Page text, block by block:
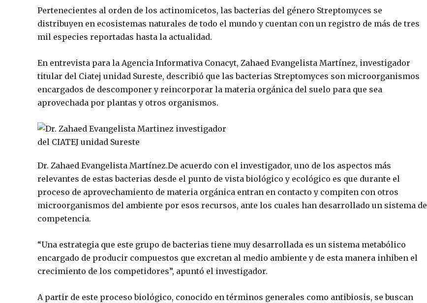
Pertenecientes al orden de los actinomicetos, las bacterias del género Streptomyces se
distribuyen en ecosistemas naturales de todo el mundo y cuentan con un registro de más de tres
mil especies reportadas hasta la actualidad.
En entrevista para la Agencia Informativa Conacyt, Zahaed Evangelista Martínez, investigador
titular del Ciatej unidad Sureste, describió que las bacterias Streptomyces son microorganismos
encargados de descomponer y reincorporar la materia orgánica del suelo para que sea
aprovechada por plantas y otros organismos.
Dr. Zahaed Evangelista Martínez.De acuerdo con el investigador, uno de los aspectos más
relevantes de estas bacterias desde el punto de vista biológico y ecológico es que durante el
proceso de aprovechamiento de materia orgánica entran en contacto y compiten con otros
microorganismos del ambiente por esos recursos, ante los cuales han desarrollado un sistema de
competencia.
“Una estrategia que este grupo de bacterias tiene muy desarrollada es un sistema metabólico
encargado de producir compuestos que excretan al medio ambiente y de esta manera inhiben el
crecimiento de los competidores”, apuntó el investigador.
A partir de este proceso biológico, conocido en términos generales como antibiosis, se buscan